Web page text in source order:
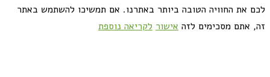
לכם את החוויה הטובה ביותר באתרנו. אם תמשיכו להשתמש באתר
זה, אתם מסכימים לזה אישור לקריאה נוספת